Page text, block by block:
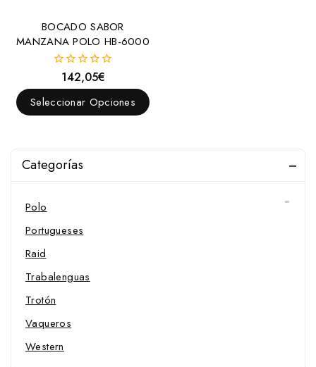
BOCADO SABOR
MANZANA POLO HB-6000
fuera
de
5
142,05€
Seleccionar Opciones
Categorías
Chifney
Coche
Goyoaga
Hackamore
Pelham
Polo
Portugueses
Raid
Trabalenguas
Trotón
Vaqueros
Western